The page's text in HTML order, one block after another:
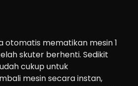
otomatis mematikan mesin 1
skuter berhenti. Sedikit
cukup untuk
mesin secara instan,